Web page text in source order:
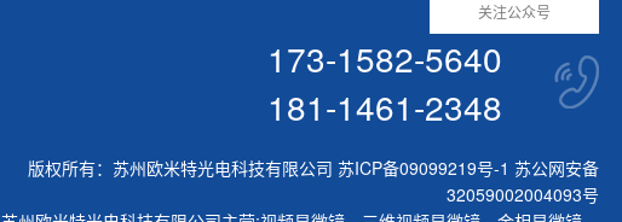
关注公众号
173-1582-5640
181-1461-2348
版权所有：苏州欧米特光电科技有限公司 苏ICP备09099219号-1 苏公网安备
32059002004093号